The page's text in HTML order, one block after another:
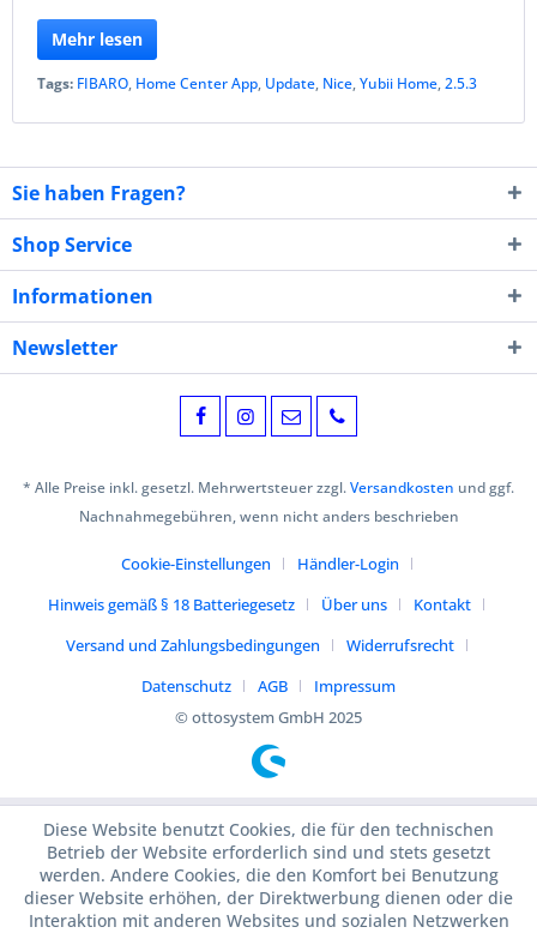
Mehr lesen
Tags: FIBARO, Home Center App, Update, Nice,Yubii Home,2.5.3
Sie haben Fragen?
Shop Service
Informationen
Newsletter
* Alle Preise inkl. gesetzl. Mehrwertsteuer zzgl.Versandkosten und ggf.
Nachnahmegebühren, wenn nicht anders beschrieben
Cookie-Einstellungen
Händler-Login
Hinweis gemäß § 18 Batteriegesetz
Über uns
Kontakt
Versand und Zahlungsbedingungen
Widerrufsrecht
Datenschutz
AGB
Impressum
© ottosystem GmbH 2025
Diese Website benutzt Cookies, die für den technischen
Betrieb der Website erforderlich sind und stets gesetzt
werden. Andere Cookies, die den Komfort bei Benutzung
dieser Website erhöhen, der Direktwerbung dienen oder die
Interaktion mit anderen Websites und sozialen Netzwerken